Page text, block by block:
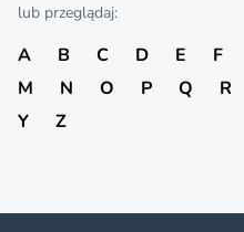
lub przeglądaj:
A B C D E F
M
N O P Q R
Y
Z